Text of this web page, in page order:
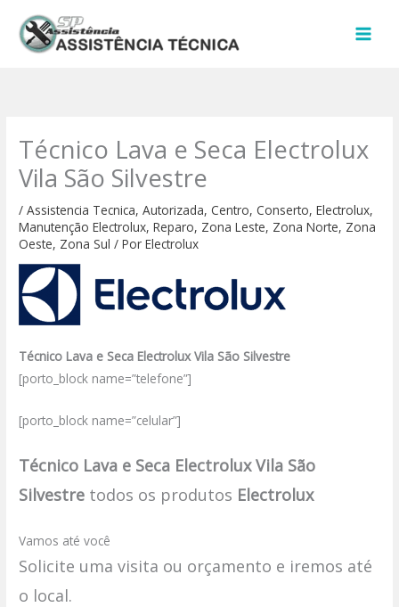
para
Técnico Lava e Seca Electrolux
Vila São Silvestre
/Assistencia Tecnica,Autorizada,Centro,Conserto,Electrolux,
Manutenção Electrolux,Reparo, Zona Leste, Zona Norte, Zona
Oeste, Zona Sul / PorElectrolux
Técnico Lava e Seca Electrolux Vila São Silvestre
[porto_block name=”telefone”]
[porto_block name=”celular”]
Técnico Lava e Seca Electrolux Vila São
Silvestre todos os produtos Electrolux
Vamos até você
Solicite uma visita ou orçamento e iremos até
o local.